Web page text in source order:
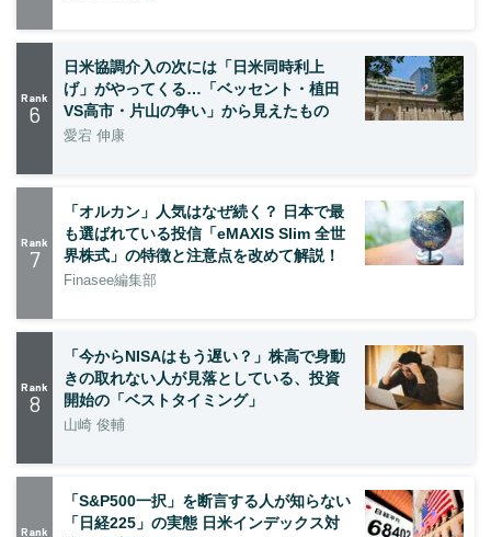
Rank
6
日米協調介入の次には「日米同時利上
げ」がやってくる…「ベッセント・植田
VS高市・片山の争い」から見えたもの
愛宕 伸康
Rank
7
「オルカン」人気はなぜ続く？ 日本で最
も選ばれている投信「eMAXIS Slim 全世
界株式」の特徴と注意点を改めて解説！
Finasee編集部
Rank
8
「今からNISAはもう遅い？」株高で身動
きの取れない人が見落としている、投資
開始の「ベストタイミング」
山崎 俊輔
Rank
「S&P500一択」を断言する人が知らない
「日経225」の実態 日米インデックス対